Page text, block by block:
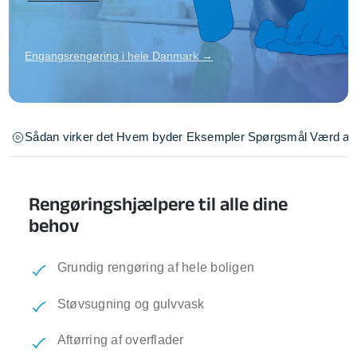
Engangsrengøring i hele Danmark →
Sådan virker det Hvem byder Eksempler Spørgsmål Værd at
Rengøringshjælpere til alle dine
behov
Grundig rengøring af hele boligen
Støvsugning og gulvvask
Aftørring af overflader